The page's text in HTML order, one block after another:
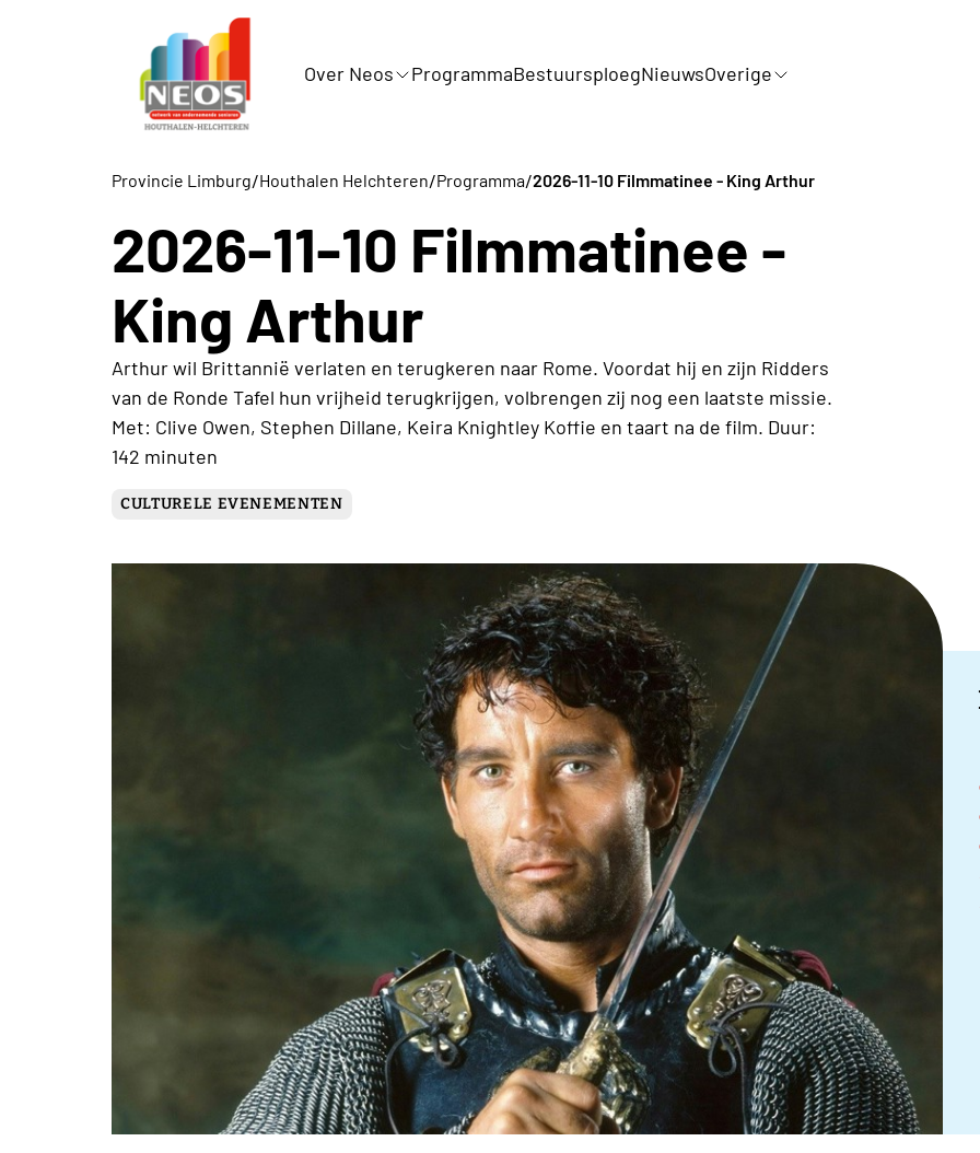
Over Neos ProgrammaBestuursploegNieuwsOverige
Provincie Limburg/Houthalen Helchteren/Programma/2026-11-10 Filmmatinee - King Arthur
2026-11-10 Filmmatinee -
King Arthur
Arthur wil Brittannië verlaten en terugkeren naar Rome. Voordat hij en zijn Ridders
van de Ronde Tafel hun vrijheid terugkrijgen, volbrengen zij nog een laatste missie.
Met: Clive Owen, Stephen Dillane, Keira Knightley Koffie en taart na de film. Duur:
142 minuten
CULTURELE EVENEMENTEN